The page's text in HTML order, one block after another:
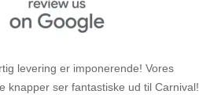
levering er imponerende! Vores
knapper ser fantastiske ud til Carnival!